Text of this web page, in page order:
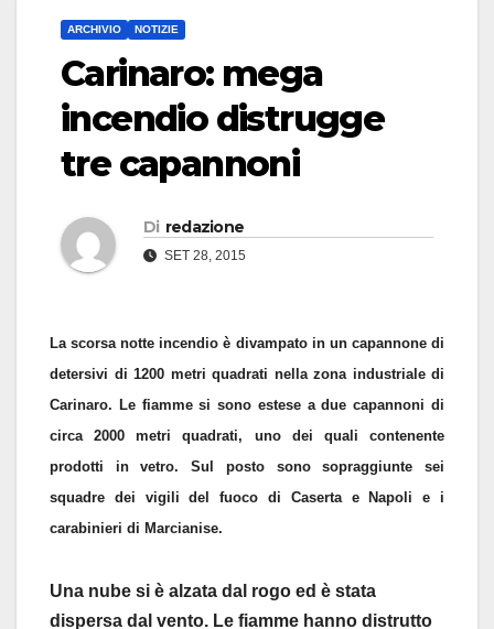
ARCHIVIO NOTIZIE
Carinaro: mega
incendio distrugge
tre capannoni
Di redazione
SET 28, 2015
La scorsa notte incendio è divampato in un capannone di
detersivi di 1200 metri quadrati nella zona industriale di
Carinaro. Le fiamme si sono estese a due capannoni di
circa 2000 metri quadrati, uno dei quali contenente
prodotti in vetro. Sul posto sono sopraggiunte sei
squadre dei vigili del fuoco di Caserta e Napoli e i
carabinieri di Marcianise.
Una nube si è alzata dal rogo ed è stata
dispersa dal vento. Le fiamme hanno distrutto